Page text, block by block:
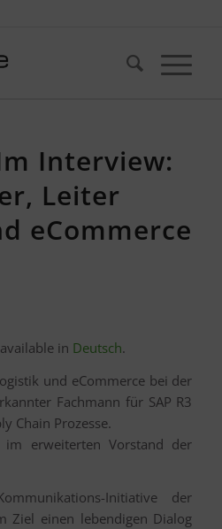
Interview:
Leiter
eCommerce
in Deutsch.
und eCommerce bei der
Fachmann für SAP R3
Chain Prozesse.
erweiterten Vorstand der
Initiative der
Ziel einen lebendigen Dialog